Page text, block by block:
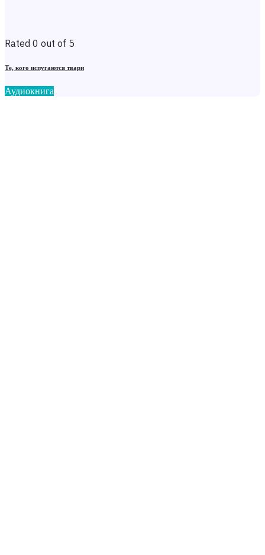
Rated 0 out of 5
Те, кого испугаются твари
Аудиокнига